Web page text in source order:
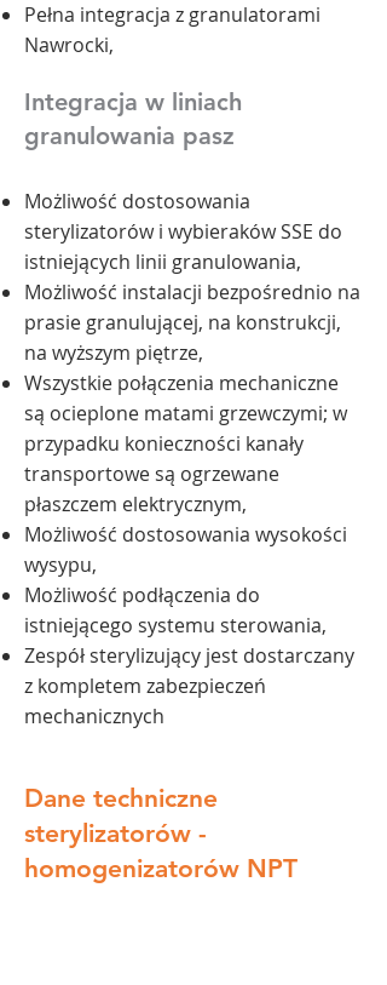
Pełna integracja z granulatorami
Nawrocki,
Integracja w liniach
granulowania pasz
Możliwość dostosowania
sterylizatorów i wybieraków SSE do
istniejących linii granulowania,
Możliwość instalacji bezpośrednio na
prasie granulującej, na konstrukcji,
na wyższym piętrze,
Wszystkie połączenia mechaniczne
są ocieplone matami grzewczymi; w
przypadku konieczności kanały
transportowe są ogrzewane
płaszczem elektrycznym,
Możliwość dostosowania wysokości
wysypu,
Możliwość podłączenia do
istniejącego systemu sterowania,
Zespół sterylizujący jest dostarczany
z kompletem zabezpieczeń
mechanicznych
Dane techniczne
sterylizatorów -
homogenizatorów NPT